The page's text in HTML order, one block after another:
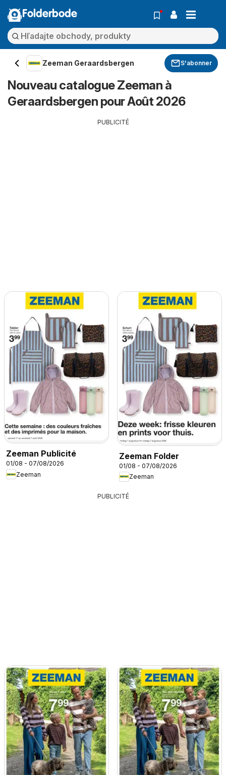
Folderbode
Zeeman Geraardsbergen S'abonner
Nouveau catalogue Zeeman à
Geraardsbergen pour Août 2026
PUBLICITÉ
Zeeman Publicité
01/08 - 07/08/2026
Zeeman
Zeeman Folder
01/08 - 07/08/2026
Zeeman
PUBLICITÉ